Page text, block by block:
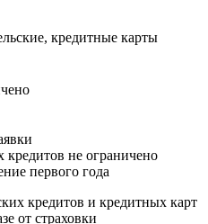
кредитные карты
не ограничено
первого года
кредитов и кредитных карт
от страховки